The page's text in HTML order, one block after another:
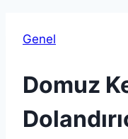
Genel
Domuz